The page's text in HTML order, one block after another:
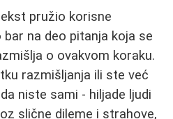
pružio korisne
na deo pitanja koja se
o ovakvom koraku.
razmišljanja ili ste već
niste sami - hiljade ljudi
slične dileme i strahove,